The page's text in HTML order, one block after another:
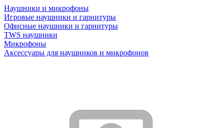
Наушники и микрофоны
Игровые наушники и гарнитуры
Офисные наушники и гарнитуры
TWS наушники
Микрофоны
Аксессуары для наушников и микрофонов